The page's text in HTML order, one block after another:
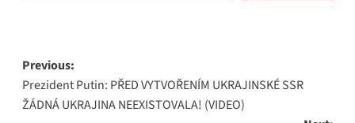
Post
navigation
Previous:
Prezident Putin: PŘED VYTVOŘENÍM UKRAJINSKÉ SSR
ŽÁDNÁ UKRAJINA NEEXISTOVALA! (VIDEO)